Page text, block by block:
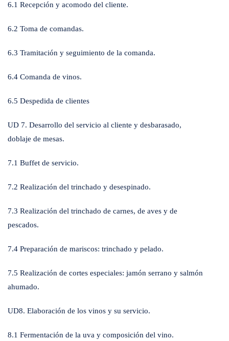
6.1 Recepción y acomodo del cliente.
6.2 Toma de comandas.
6.3 Tramitación y seguimiento de la comanda.
6.4 Comanda de vinos.
6.5 Despedida de clientes
UD 7. Desarrollo del servicio al cliente y desbarasado,
doblaje de mesas.
7.1 Buffet de servicio.
7.2 Realización del trinchado y desespinado.
7.3 Realización del trinchado de carnes, de aves y de
pescados.
7.4 Preparación de mariscos: trinchado y pelado.
7.5 Realización de cortes especiales: jamón serrano y salmón
ahumado.
UD8. Elaboración de los vinos y su servicio.
8.1 Fermentación de la uva y composición del vino.